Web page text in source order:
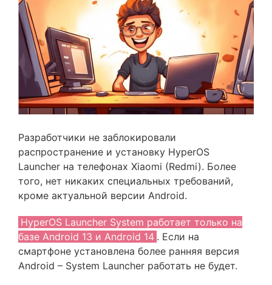
Разработчики не заблокировали
распространение и установку HyperOS
Launcher на телефонах Xiaomi (Redmi). Более
того, нет никаких специальных требований,
кроме актуальной версии Android.
HyperOS Launcher System работает только на
базе Android 13 и Android 14 . Если на
смартфоне установлена более ранняя версия
Android – System Launcher работать не будет.